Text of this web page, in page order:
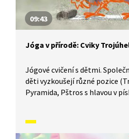
09:43
Jóga v přírodě: Cviky
Jógové cvičení s dětmi.
děti vyzkoušejí různé pozice
Pyramida, Pštros s hlavou v